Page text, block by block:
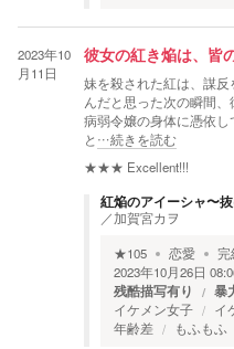
2023年10
月11日
彼女の紅き焔は、皆
妹を殺された紅は、謀
んだと思った次の瞬間、
病弱令嬢の身体に憑依
と …続きを読む
★★★ Excellent!!!
紅焔のアイーシャ〜
／加賀宮カヲ
★105 恋愛 完
2023年10月26日
残酷描写有り 暴
イケメン女子 イ
年齢差
もふもふ